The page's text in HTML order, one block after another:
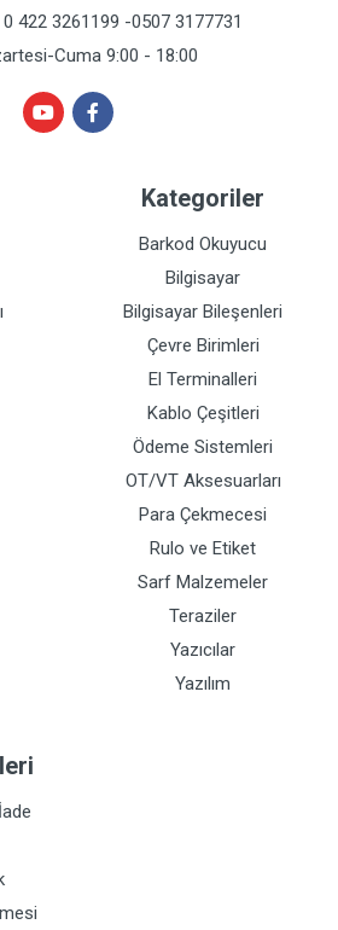
422 3261199 -0507 3177731
Cuma 9:00 - 18:00
Kategoriler
Barkod Okuyucu
Bilgisayar
Bilgisayar Bileşenleri
Çevre Birimleri
El Terminalleri
Kablo Çeşitleri
Ödeme Sistemleri
OT/VT Aksesuarları
Para Çekmecesi
Rulo ve Etiket
Sarf Malzemeler
Teraziler
Yazıcılar
Yazılım